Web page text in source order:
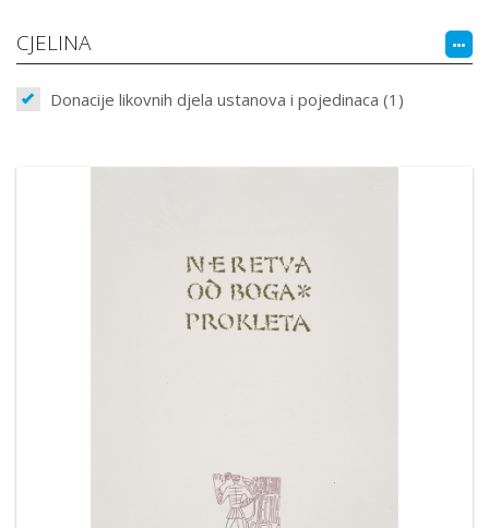
CJELINA
Donacije likovnih djela ustanova i pojedinaca (1)